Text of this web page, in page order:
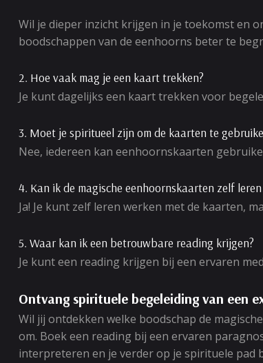
Wil je dieper inzicht krijgen in je toekomst en
boodschappen van de eenhoorns beter te
2. Hoe vaak mag je een kaart trekken?
Je kunt dagelijks een kaart trekken voor
3. Moet je spiritueel zijn om de kaarten te
Nee, iedereen kan eenhoornskaarten
4. Kan ik de magische eenhoornskaarten zelf leren
Ja! Je kunt zelf leren werken met de kaarten,
5. Waar kan ik een betrouwbare reading krijgen?
Je kunt een reading krijgen bij een ervaren
Ontvang spirituele begeleiding van een
Wil jij ontdekken welke boodschap de
om. Boek een reading bij een ervaren
interpreteren en je verder op je spirituele pad